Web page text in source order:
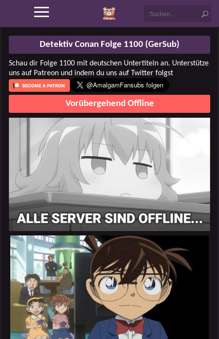
Detektiv Conan Folge 1100 (GerSub)
Schau dir Folge 1100 mit deutschen Untertiteln an. Unterstütze
uns auf Patreon und indem du uns auf Twitter folgst
Vorübergehend Offline